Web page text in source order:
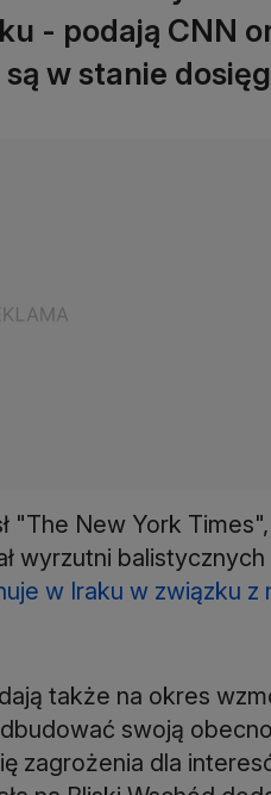
- podają CNN
w stanie
"The New York
wyrzutni
w Iraku w związku z
także na okres
swoją
zagrożenia dla